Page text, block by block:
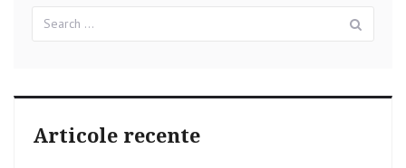
ce
si
cu
for:
Articole recente